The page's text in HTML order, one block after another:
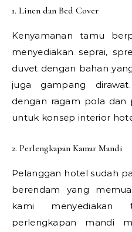
1. Linen dan Bed Cover
Kenyamanan tamu
menyediakan seprai,
duvet dengan bahan
juga gampang
dengan ragam pola dan
untuk konsep interior
2. Perlengkapan Kamar Mandi
Pelanggan hotel sudah
berendam yang
kami menyediakan
perlengkapan mandi